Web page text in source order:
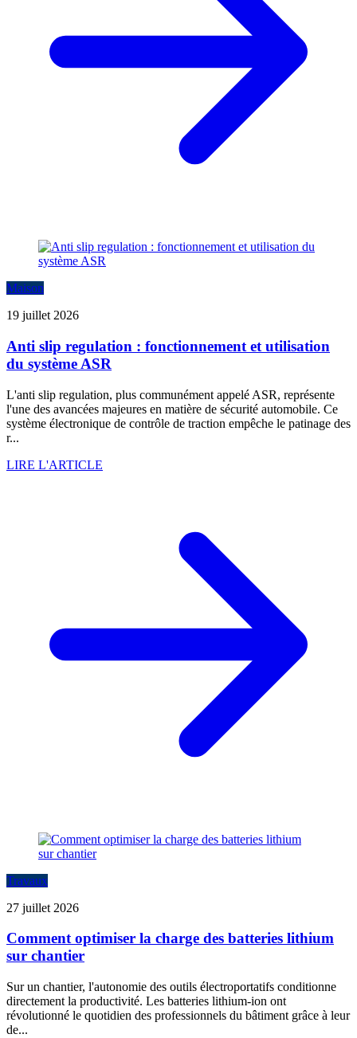
Maison
19 juillet 2026
Anti slip regulation : fonctionnement et utilisation
du système ASR
L'anti slip regulation, plus communément appelé ASR, représente
l'une des avancées majeures en matière de sécurité automobile. Ce
système électronique de contrôle de traction empêche le patinage des
r...
LIRE L'ARTICLE
Travaux
27 juillet 2026
Comment optimiser la charge des batteries lithium
sur chantier
Sur un chantier, l'autonomie des outils électroportatifs conditionne
directement la productivité. Les batteries lithium-ion ont
révolutionné le quotidien des professionnels du bâtiment grâce à leur
de...